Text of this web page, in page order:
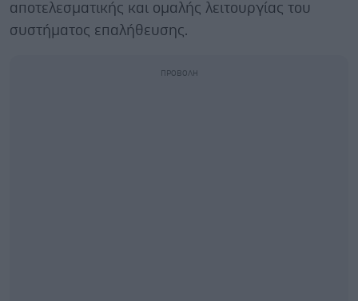
αποτελεσματικής και ομαλής λειτουργίας του
συστήματος επαλήθευσης.